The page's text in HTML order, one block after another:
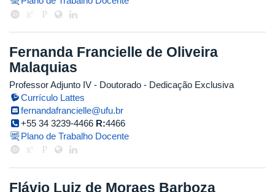
Fernanda Francielle de Oliveira
Malaquias
Professor Adjunto IV - Doutorado - Dedicação Exclusiva
Currículo Lattes
fernandafrancielle@ufu.br
+55 34 3239-4466 R:4466
Plano de Trabalho Docente
Flávio Luiz de Moraes Barboza